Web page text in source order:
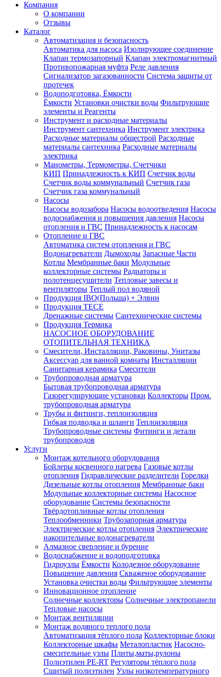
Компания
О компании
Отзывы
Каталог
Автоматизация и безопасность
Автоматика для насоса Изолирующее соединение
Клапан термозапорный Клапан электромагнитный
Противопожарная муфта Реле давления
Сигнализатор загазованности Система защиты от
протечек
Водоподготовка, Ёмкости
Ёмкости Установки очистки воды Фильтрующие
элементы и Реагенты
Инструмент и расходные материалы
Инструмент сантехника Инструмент электрика
Расходные материалы общестрой Расходные
материалы сантехника Расходные материалы
электрика
Манометры, Термометры, Счетчики
КИП Принадлежность к КИП Счетчик воды
Счетчик воды коммунальный Счетчик газа
Счетчик газа коммунальный
Насосы
Насосы водозабора Насосы водоотведения Насосы
водоснабжения и повышения давления Насосы
отопления и ГВС Принадлежность к насосам
Отопление и ГВС
Автоматика систем отопления и ГВС
Водонагреватели Дымоходы Запасные Части
Котлы Мембранные баки Модульные
коллекторные системы Радиаторы и
полотенцесушители Тепловые завесы и
вентиляторы Теплый пол водяной
Продукция IBO(Польша) + Элвин
Продукция TECE
Дренажные системы Сантехнические системы
Продукция Термика
НАСОСНОЕ ОБОРУДОВАНИЕ
ОТОПИТЕЛЬНАЯ ТЕХНИКА
Смесители, Инсталляции, Раковины, Унитазы
Аксессуар для ванной комнаты Инсталляции
Санитарная керамика Смесители
Трубопроводная арматура
Бытовая трубопроводная арматура
Газорегулирующие установки Коллекторы Пром.
трубопроводная арматура
Трубы и фитинги, теплоизоляция
Гибкая подводка и шланги Теплоизоляция
Трубопроводные системы Фитинги и детали
трубопроводов
Услуги
Монтаж котельного оборудования
Бойлеры косвенного нагрева Газовые котлы
отопления Гидравлические разделители Горелки
Дизельные котлы отопления Мембранные баки
Модульные коллекторные системы Насосное
оборудование Системы безопасности
Твёрдотопливные котлы отопления
Теплообменники Трубозапорная арматура
Электрические котлы отопления Электрические
накопительные водонагреватели
Алмазное сверление и бурение
Водоснабжение и водоподготовка
Гидроузлы Ёмкости Колодезное оборудование
Повышение давления Скваженое оборудование
Установка очистки воды Фильтрующие элементы
Инновационное отопление
Солнечные коллекторы Солнечные электропанели
Тепловые насосы
Монтаж вентиляции
Монтаж водяного теплого пола
Автоматизация тёплого пола Коллекторные блоки
Коллекторные шкафы Металопластик Насосно-
смесительные узлы Плиты,маты,рулоны
Полиэтилен PE-RT Регуляторы тёплого пола
Сшитый полиэтилен Узлы низкотемпературного